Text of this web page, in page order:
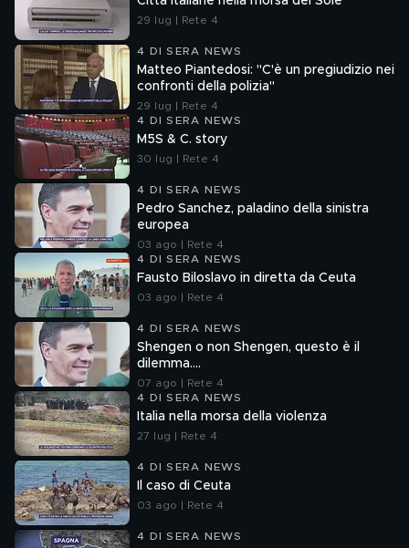
29 lug | Rete 4
4 DI SERA NEWS
Matteo Piantedosi: "C'è un pregiudizio nei
confronti della polizia"
29 lug | Rete 4
4 DI SERA NEWS
M5S & C. story
30 lug | Rete 4
4 DI SERA NEWS
Pedro Sanchez, paladino della sinistra
europea
03 ago | Rete 4
4 DI SERA NEWS
Fausto Biloslavo in diretta da Ceuta
03 ago | Rete 4
4 DI SERA NEWS
Shengen o non Shengen, questo è il
dilemma....
07 ago | Rete 4
4 DI SERA NEWS
Italia nella morsa della violenza
27 lug | Rete 4
4 DI SERA NEWS
Il caso di Ceuta
03 ago | Rete 4
4 DI SERA NEWS